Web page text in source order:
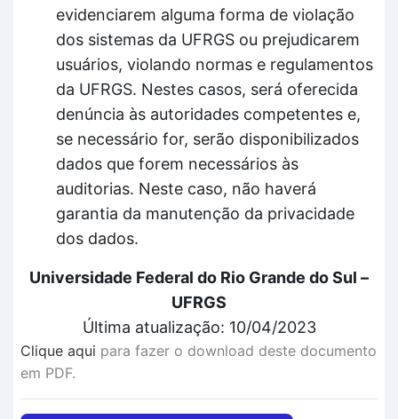
evidenciarem alguma forma de violação
dos sistemas da UFRGS ou prejudicarem
usuários, violando normas e regulamentos
da UFRGS. Nestes casos, será oferecida
denúncia às autoridades competentes e,
se necessário for, serão disponibilizados
dados que forem necessários às
auditorias. Neste caso, não haverá
garantia da manutenção da privacidade
dos dados.
Universidade Federal do Rio Grande do Sul –
UFRGS
Última atualização: 10/04/2023
Clique aqui para fazer o download deste documento
em PDF.